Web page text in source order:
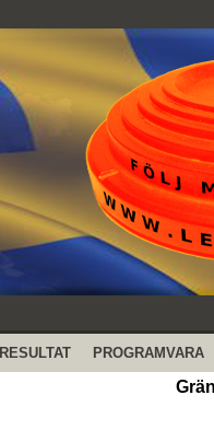
RESULTAT PROGRAMVARA